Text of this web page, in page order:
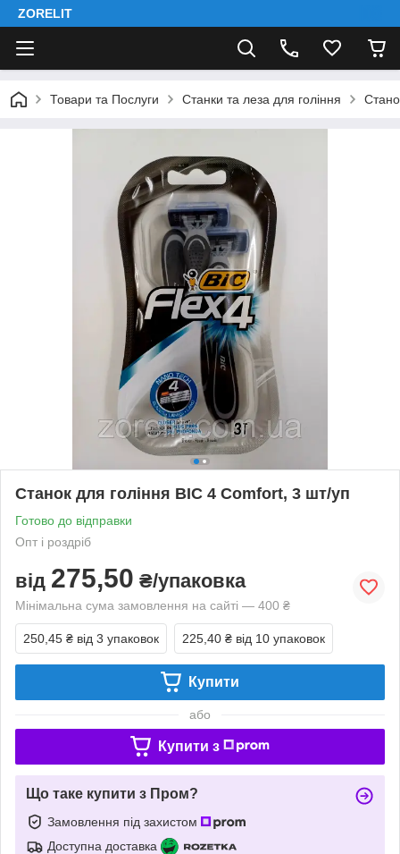
ZORELIT
Товари та Послуги Станки та леза для гоління
Станок для гоління BIC 4 Comfort, 3 шт/уп
Готово до відправки
Опт і роздріб
від 275,50 ₴/упаковка
Мінімальна сума замовлення на сайті — 400 ₴
250,45 ₴ від 3 упаковок 225,40 ₴ від 10 упаковок
Купити
або
Купити з
Що таке купити з Пром?
Замовлення під захистом
Доступна доставка